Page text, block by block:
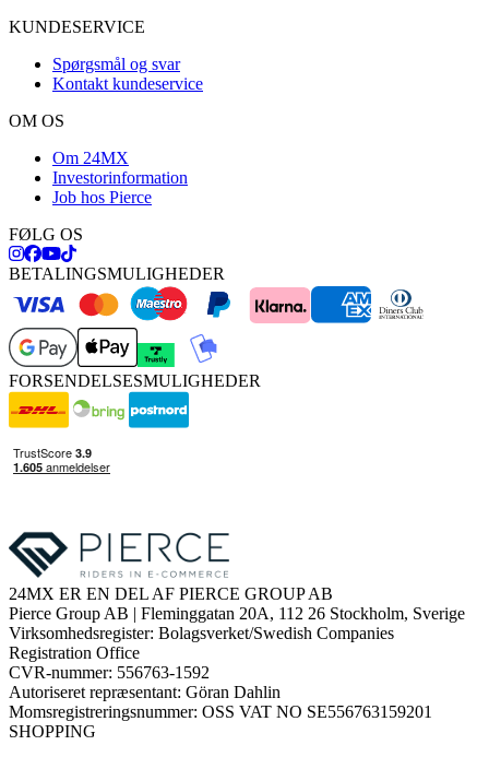
KUNDESERVICE
Spørgsmål og svar
Kontakt kundeservice
OM OS
Om 24MX
Investorinformation
Job hos Pierce
FØLG OS
BETALINGSMULIGHEDER
FORSENDELSESMULIGHEDER
24MX ER EN DEL AF PIERCE GROUP AB
Pierce Group AB | Fleminggatan 20A, 112 26 Stockholm, Sverige
Virksomhedsregister: Bolagsverket/Swedish Companies
Registration Office
CVR-nummer: 556763-1592
Autoriseret repræsentant: Göran Dahlin
Momsregistreringsnummer: OSS VAT NO SE556763159201
SHOPPING